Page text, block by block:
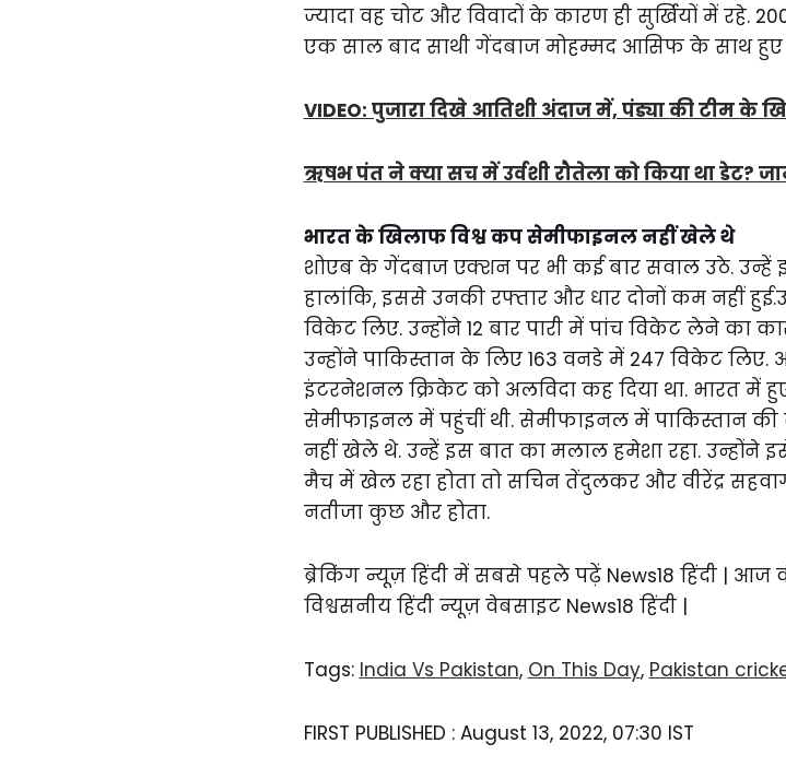
ज्यादा वह चोट और विवादों के कारण ही सुर्खियों में
एक साल बाद साथी गेंदबाज मोहम्मद आसिफ के साथ
VIDEO: पुजारा दिखे आतिशी अंदाज में, पंड्या की टीम
ऋषभ पंत ने क्या सच में उर्वशी रौतेला को किया था डेट?
भारत के खिलाफ विश्व कप सेमीफाइनल नहीं खेले थे
शोएब के गेंदबाज एक्शन पर भी कई बार सवाल उठे. उन्हें
हालांकि, इससे उनकी रफ्तार और धार दोनों कम नहीं
विकेट लिए. उन्होंने 12 बार पारी में पांच विकेट लेने का
उन्होंने पाकिस्तान के लिए 163 वनडे में 247 विकेट लिए.
इंटरनेशनल क्रिकेट को अलविदा कह दिया था. भारत में
सेमीफाइनल में पहुंचीं थी. सेमीफाइनल में पाकिस्तान
नहीं खेले थे. उन्हें इस बात का मलाल हमेशा रहा. उन्होंने
मैच में खेल रहा होता तो सचिन तेंदुलकर और वीरेंद्र
नतीजा कुछ और होता.
ब्रेकिंग न्यूज़ हिंदी में सबसे पहले पढ़ें News18 हिंदी |
विश्वसनीय हिंदी न्यूज़ वेबसाइट News18 हिंदी |
Tags: India Vs Pakistan, On This Day, Pakistan
FIRST PUBLISHED : August 13, 2022, 07:30 IST